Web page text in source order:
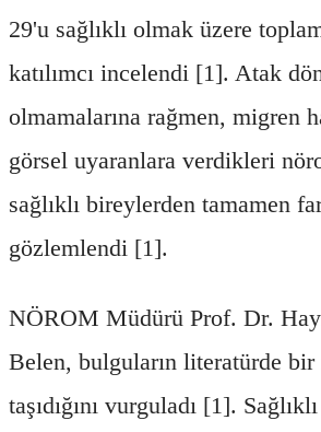
29'u sağlıklı olmak üzere
katılımcı incelendi [1]. Atak
olmamalarına rağmen, migren
görsel uyaranlara verdikleri
sağlıklı bireylerden tamamen
gözlemlendi [1].
NÖROM Müdürü Prof. Dr.
Belen, bulguların literatürde
taşıdığını vurguladı [1].